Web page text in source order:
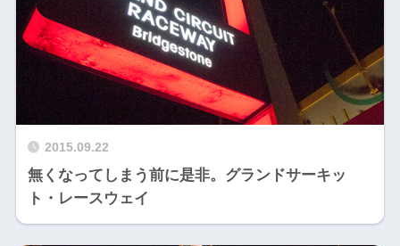
2015.09.22
無くなってしまう前に是非。グランドサーキッ
ト・レースウェイ